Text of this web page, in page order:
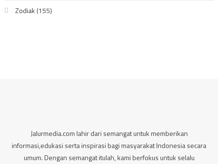
Zodiak (155)
Jalurmedia.com lahir dari semangat untuk memberikan
informasi,edukasi serta inspirasi bagi masyarakat Indonesia secara
umum. Dengan semangat itulah, kami berfokus untuk selalu